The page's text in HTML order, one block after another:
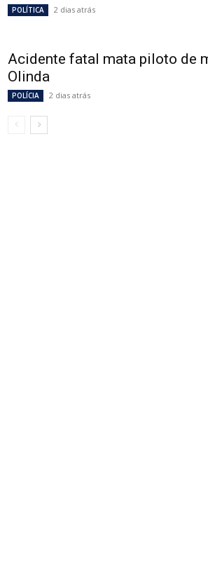
POLÍTICA 2 dias atrás
Acidente fatal mata piloto de
Olinda
POLÍCIA 2 dias atrás